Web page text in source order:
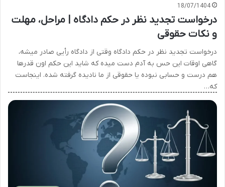
18/07/1404
درخواست تجدید نظر در حکم دادگاه | مراحل، مهلت
و نکات حقوقی
درخواست تجدید نظر در حکم دادگاه وقتی از دادگاه رأیی صادر میشه،
گاهی اوقات این حس به آدم دست میده که شاید این حکم اون قدرها
هم درست و حسابی نبوده یا حقوقی از ما نادیده گرفته شده. اینجاست
که…